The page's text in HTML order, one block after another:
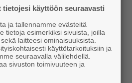
tietojesi käyttöön seuraavasti
ja tallennamme evästeitä
tietoja esimerkiksi sivuista, joilla
laitteesi ominaisuuksista.
käyttötarkoituksiin ja
seuraavalla välilehdellä.
sivuston toimivuuteen ja